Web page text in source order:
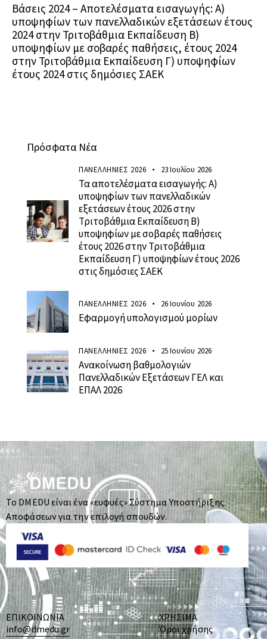
Βάσεις 2024 – Aποτελέσματα εισαγωγής: Α)
υποψηφίων των πανελλαδικών εξετάσεων έτους
2024 στην Τριτοβάθμια Εκπαίδευση Β)
υποψηφίων με σοβαρές παθήσεις, έτους 2024
στην Τριτοβάθμια Εκπαίδευση Γ) υποψηφίων
έτους 2024 στις δημόσιες ΣΑΕΚ
Πρόσφατα Νέα
ΠΑΝΕΛΛΗΝΙΕΣ 2026 23 Ιουλίου 2026
Τα αποτελέσματα εισαγωγής: Α)
υποψηφίων των πανελλαδικών
εξετάσεων έτους 2026 στην
Τριτοβάθμια Εκπαίδευση Β)
υποψηφίων με σοβαρές παθήσεις
έτους 2026 στην Τριτοβάθμια
Εκπαίδευση Γ) υποψηφίων έτους 2026
στις δημόσιες ΣΑΕΚ
ΠΑΝΕΛΛΗΝΙΕΣ 2026 26 Ιουνίου 2026
Εφαρμογή υπολογισμού μορίων
ΠΑΝΕΛΛΗΝΙΕΣ 2026 25 Ιουνίου 2026
Ανακοίνωση βαθμολογιών
Πανελλαδικών Εξετάσεων ΓΕΛ και
ΕΠΑΛ 2026
Το DMEDU είναι ένα «ευφυές» Σύστημα Υποστήριξης
Αποφάσεων για την επιλογή σπουδών.
ΕΠΙΚΟΙΝΩΝΙΑ
info@dmedu.gr
ΧΡΗΣΙΜΑ
Όροι χρήσης